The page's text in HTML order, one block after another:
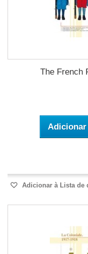
The French
Adicionar à Lista de